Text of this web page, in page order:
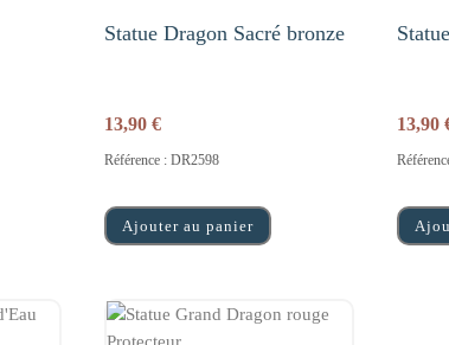
Statue Dragon Sacré bronze
13,90€
Référence : DR2598
Ajouter au panier
13,90